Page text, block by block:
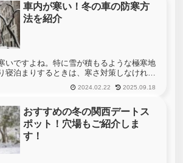
車内が寒い！冬の車の防寒方
法を紹介
いですよね。特に雪が積もるような極寒地
寝泊まりするときは、寒さ対策しなければ
り得ます。今回はそのような寒さの厳しい
で過ごすのを助けてくれる防寒対策グッズ
2024.02.22 2025.09.18
おすすめの冬の関西デートス
ポット！穴場もご紹介しま
す！